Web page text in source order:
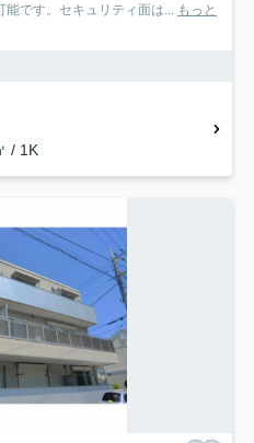
です。セキュリティ面は... もっと
/ 1K